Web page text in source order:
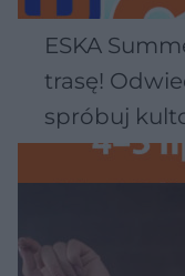
ESKA
trasę!
spróbuj
Wawelu